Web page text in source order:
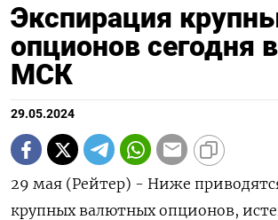
Экспирация
опционов сегодня
МСК
29.05.2024
29 мая (Рейтер) - Ниже
крупных валютных опционов,